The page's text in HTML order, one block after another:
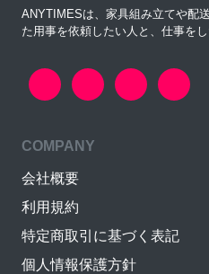
ANYTIMESは、家具組み立てや配
た用事を依頼したい人と、仕事を
COMPANY
会社概要
利用規約
特定商取引に基づく表記
個人情報保護方針